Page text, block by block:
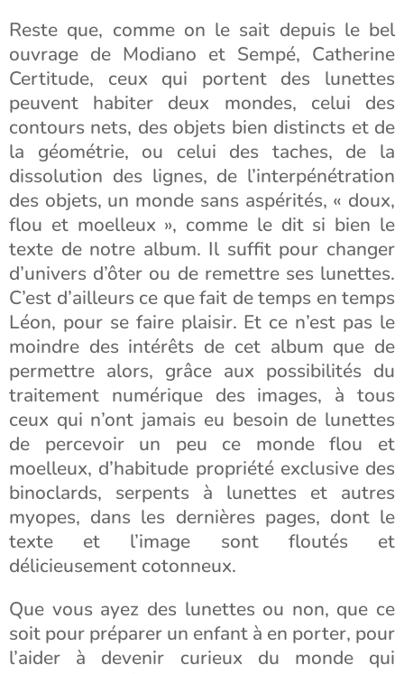
Reste que, comme on le sait depuis le bel
ouvrage de Modiano et Sempé, Catherine
Certitude, ceux qui portent des lunettes
peuvent habiter deux mondes, celui des
contours nets, des objets bien distincts et de
la géométrie, ou celui des taches, de la
dissolution des lignes, de l’interpénétration
des objets, un monde sans aspérités, « doux,
flou et moelleux », comme le dit si bien le
texte de notre album. Il suffit pour changer
d’univers d’ôter ou de remettre ses lunettes.
C’est d’ailleurs ce que fait de temps en temps
Léon, pour se faire plaisir. Et ce n’est pas le
moindre des intérêts de cet album que de
permettre alors, grâce aux possibilités du
traitement numérique des images, à tous
ceux qui n’ont jamais eu besoin de lunettes
de percevoir un peu ce monde flou et
moelleux, d’habitude propriété exclusive des
binoclards, serpents à lunettes et autres
myopes, dans les dernières pages, dont le
texte et l’image sont floutés et
délicieusement cotonneux.
Que vous ayez des lunettes ou non, que ce
soit pour préparer un enfant à en porter, pour
l’aider à devenir curieux du monde qui